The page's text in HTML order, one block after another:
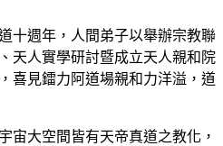
週年，人間弟子以舉辦宗教聯
天人實學研討暨成立天人親和院
喜見鐳力阿道場親和力洋溢，道
大空間皆有天帝真道之教化，